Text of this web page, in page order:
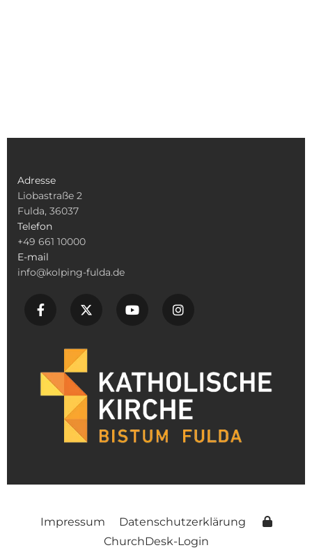
Adresse
Liobastraße 2
Fulda, 36037
Telefon
+49 661 10000
E-mail
info@kolping-fulda.de
Impressum
Datenschutzerklärung
ChurchDesk-Login